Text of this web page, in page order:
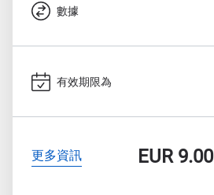
數據
有效期限為
更多資訊 EUR9.00